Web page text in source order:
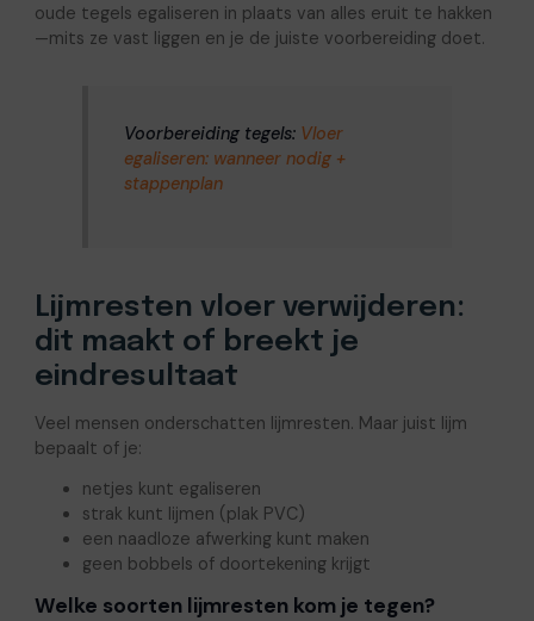
oude tegels egaliseren in plaats van alles eruit te hakken
—mits ze vast liggen en je de juiste voorbereiding doet.
Voorbereiding tegels: Vloer
egaliseren: wanneer nodig +
stappenplan
Lijmresten vloer verwijderen:
dit maakt of breekt je
eindresultaat
Veel mensen onderschatten lijmresten. Maar juist lijm
bepaalt of je:
netjes kunt egaliseren
strak kunt lijmen (plak PVC)
een naadloze afwerking kunt maken
geen bobbels of doortekening krijgt
Welke soorten lijmresten kom je tegen?